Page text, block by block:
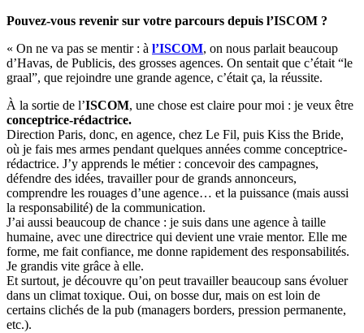
Pouvez-vous revenir sur votre parcours depuis l’ISCOM ?
« On ne va pas se mentir : à l’ISCOM, on nous parlait beaucoup
d’Havas, de Publicis, des grosses agences. On sentait que c’était “le
graal”, que rejoindre une grande agence, c’était ça, la réussite.
À la sortie de l’ISCOM, une chose est claire pour moi : je veux être
conceptrice-rédactrice.
Direction Paris, donc, en agence, chez Le Fil, puis Kiss the Bride,
où je fais mes armes pendant quelques années comme conceptrice-
rédactrice. J’y apprends le métier : concevoir des campagnes,
défendre des idées, travailler pour de grands annonceurs,
comprendre les rouages d’une agence… et la puissance (mais aussi
la responsabilité) de la communication.
J’ai aussi beaucoup de chance : je suis dans une agence à taille
humaine, avec une directrice qui devient une vraie mentor. Elle me
forme, me fait confiance, me donne rapidement des responsabilités.
Je grandis vite grâce à elle.
Et surtout, je découvre qu’on peut travailler beaucoup sans évoluer
dans un climat toxique. Oui, on bosse dur, mais on est loin de
certains clichés de la pub (managers borders, pression permanente,
etc.).